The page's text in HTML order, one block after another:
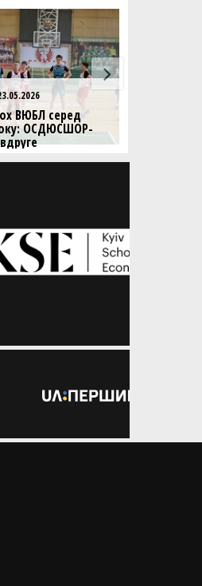
Відео 23.05.2026
Фінал чотирьох ВЮБЛ серед
юнаків 2013 року:
відеотрансляція матчів 23